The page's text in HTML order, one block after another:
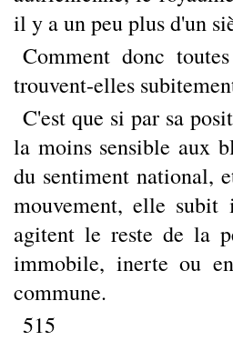
il y a un peu plus d'un
Comment donc
trouvent-elles
C'est que si par sa
la moins sensible aux
du sentiment national,
mouvement, elle subit
agitent le reste de la
immobile, inerte ou
commune.
515